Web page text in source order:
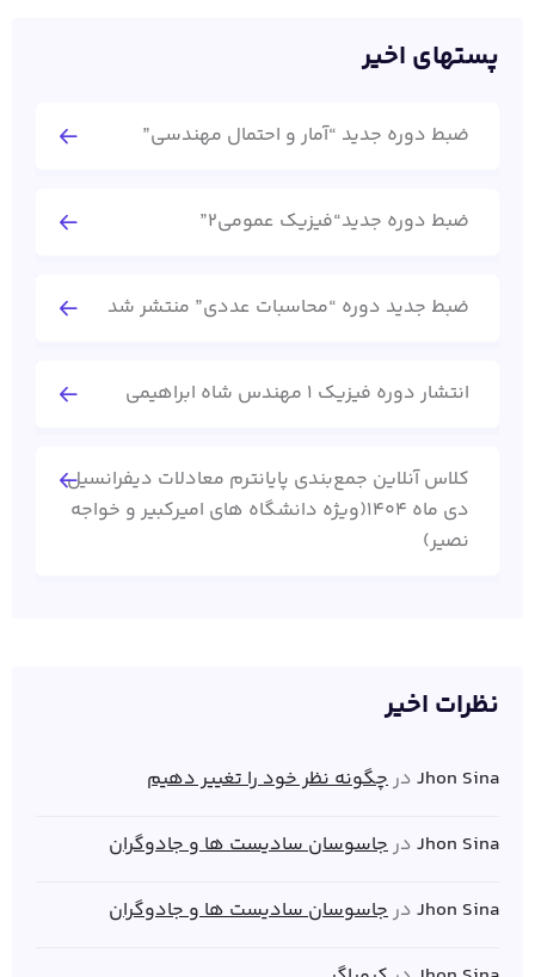
پستهای اخیر
ضبط دوره جدید “آمار و احتمال مهندسی”
ضبط دوره جدید“فیزیک عمومی2”
ضبط جدید دوره “محاسبات عددی” منتشر شد
انتشار دوره فیزیک 1 مهندس شاه ابراهیمی
کلاس آنلاین جمع‌بندی پایانترم معادلات دیفرانسیل
دی ماه 1404(ویژه دانشگاه های امیرکبیر و خواجه
نصیر)
نظرات اخیر
Jhon Sina درچگونه نظر خود را تغییر دهیم
Jhon Sina درجاسوسان سادیست ها و جادوگران
Jhon Sina درجاسوسان سادیست ها و جادوگران